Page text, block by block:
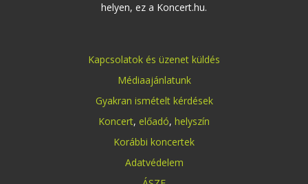
helyen, ez a Koncert.hu.
Kapcsolatok és üzenet küldés
Médiaajánlatunk
Gyakran ismételt kérdések
Koncert, előadó, helyszín
Korábbi koncertek
Adatvédelem